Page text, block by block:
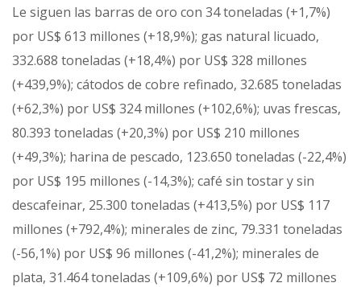
Le siguen las barras de oro con 34 toneladas (+1,7%)
por US$ 613 millones (+18,9%); gas natural licuado,
332.688 toneladas (+18,4%) por US$ 328 millones
(+439,9%); cátodos de cobre refinado, 32.685 toneladas
(+62,3%) por US$ 324 millones (+102,6%); uvas frescas,
80.393 toneladas (+20,3%) por US$ 210 millones
(+49,3%); harina de pescado, 123.650 toneladas (-22,4%)
por US$ 195 millones (-14,3%); café sin tostar y sin
descafeinar, 25.300 toneladas (+413,5%) por US$ 117
millones (+792,4%); minerales de zinc, 79.331 toneladas
(-56,1%) por US$ 96 millones (-41,2%); minerales de
plata, 31.464 toneladas (+109,6%) por US$ 72 millones